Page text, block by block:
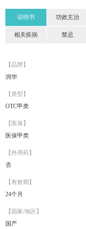
说明书 功效主治
相关疾病 禁忌
【品牌】
润华
【类型】
OTC甲类
【医保】
医保甲类
【外用药】
否
【有效期】
24个月
【国家/地区】
国产